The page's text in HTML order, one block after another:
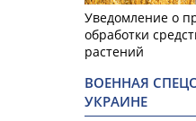
Уведомление о
обработки
растений
ВОЕННАЯ
УКРАИНЕ